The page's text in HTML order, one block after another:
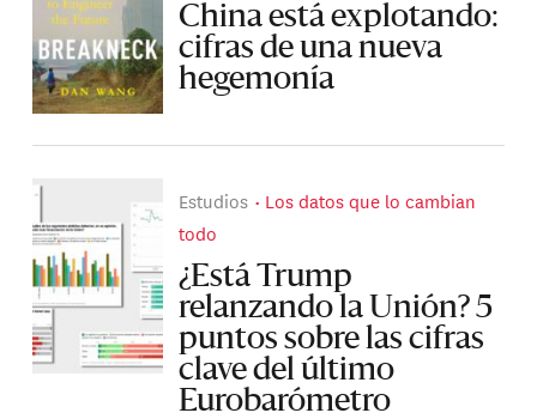
China está explotando:
cifras de una nueva
hegemonía
Estudios
Los datos que lo cambian
todo
¿Está Trump
relanzando la Unión? 5
puntos sobre las cifras
clave del último
Eurobarómetro